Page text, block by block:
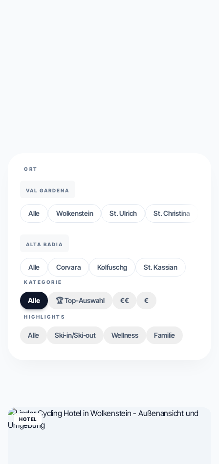
ORT
VAL GARDENA
Alle Wolkenstein St. Ulrich St. Christina
ALTA BADIA
Alle Corvara Kolfuschg St. Kassian
KATEGORIE
Alle 🏆 Top-Auswahl €€ €
HIGHLIGHTS
Alle Ski-in/Ski-out Wellness Familie
HOTEL